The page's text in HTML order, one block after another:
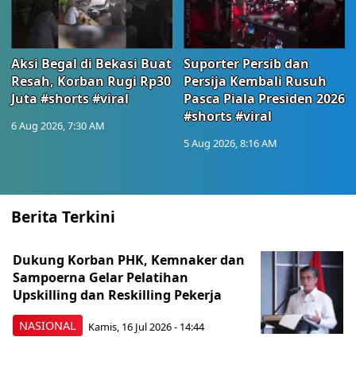
Aksi Begal di Bekasi Buat
Resah, Korban Rugi Rp30
Juta #shorts #viral
6 Aug 2026, 7:30 AM
Suporter Persib dan
Persija Kembali Rusuh
Pasca Piala Presiden 2026
#shorts #viral
5 Aug 2026, 8:16 AM
Berita Terkini
NASIONAL
Dukung Korban PHK, Kemnaker dan
Sampoerna Gelar Pelatihan
Upskilling dan Reskilling Pekerja
Kamis, 16 Jul 2026 - 14:44